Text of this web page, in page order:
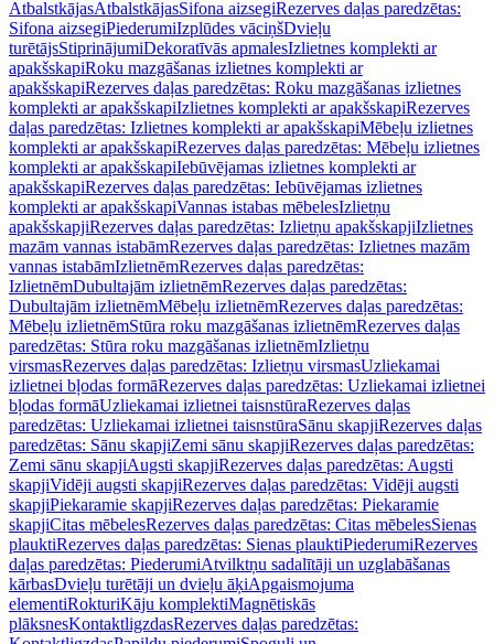
AtbalstkājasAtbalstkājasSifona aizsegiRezerves daļas paredzētas:
Sifona aizsegiPiederumiIzplūdes vāciņšDvieļu
turētājsStiprinājumiDekoratīvās apmalesIzlietnes komplekti ar
apakšskapiRoku mazgāšanas izlietnes komplekti ar
apakšskapiRezerves daļas paredzētas: Roku mazgāšanas izlietnes
komplekti ar apakšskapiIzlietnes komplekti ar apakšskapiRezerves
daļas paredzētas: Izlietnes komplekti ar apakšskapiMēbeļu izlietnes
komplekti ar apakšskapiRezerves daļas paredzētas: Mēbeļu izlietnes
komplekti ar apakšskapiIebūvējamas izlietnes komplekti ar
apakšskapiRezerves daļas paredzētas: Iebūvējamas izlietnes
komplekti ar apakšskapiVannas istabas mēbelesIzlietņu
apakšskapjiRezerves daļas paredzētas: Izlietņu apakšskapjiIzlietnes
mazām vannas istabāmRezerves daļas paredzētas: Izlietnes mazām
vannas istabāmIzlietnēmRezerves daļas paredzētas:
IzlietnēmDubultajām izlietnēmRezerves daļas paredzētas:
Dubultajām izlietnēmMēbeļu izlietnēmRezerves daļas paredzētas:
Mēbeļu izlietnēmStūra roku mazgāšanas izlietnēmRezerves daļas
paredzētas: Stūra roku mazgāšanas izlietnēmIzlietņu
virsmasRezerves daļas paredzētas: Izlietņu virsmasUzliekamai
izlietnei bļodas formāRezerves daļas paredzētas: Uzliekamai izlietnei
bļodas formāUzliekamai izlietnei taisnstūraRezerves daļas
paredzētas: Uzliekamai izlietnei taisnstūraSānu skapjiRezerves daļas
paredzētas: Sānu skapjiZemi sānu skapjiRezerves daļas paredzētas:
Zemi sānu skapjiAugsti skapjiRezerves daļas paredzētas: Augsti
skapjiVidēji augsti skapjiRezerves daļas paredzētas: Vidēji augsti
skapjiPiekaramie skapjiRezerves daļas paredzētas: Piekaramie
skapjiCitas mēbelesRezerves daļas paredzētas: Citas mēbelesSienas
plauktiRezerves daļas paredzētas: Sienas plauktiPiederumiRezerves
daļas paredzētas: PiederumiAtvilktņu sadalītāji un uzglabāšanas
kārbasDvieļu turētāji un dvieļu āķiApgaismojuma
elementiRokturiKāju komplektiMagnētiskās
plāksnesKontaktligzdasRezerves daļas paredzētas: